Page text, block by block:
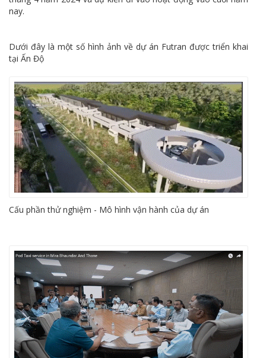
nay.
Dưới đây là một số hình ảnh về dự án Futran được triển khai
tại Ấn Độ
Cấu phần thử nghiệm - Mô hình vận hành của dự án